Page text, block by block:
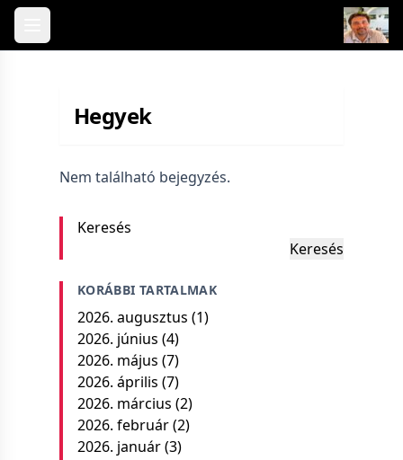
Skip to content
Hegyek
Nem található bejegyzés.
Keresés
Keresés
KORÁBBI TARTALMAK
2026. augusztus (1)
2026. június (4)
2026. május (7)
2026. április (7)
2026. március (2)
2026. február(2)
2026. január(3)